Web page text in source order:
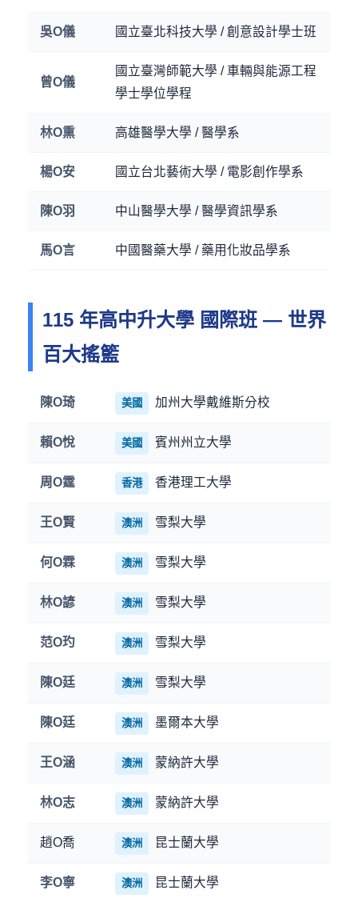
吳O儀 國立臺北科技大學 / 創意設計學士班
曾O儀
國立臺灣師範大學 / 車輛與能源工程
學士學位學程
林O熏 高雄醫學大學 / 醫學系
楊O安 國立台北藝術大學 / 電影創作學系
陳O羽 中山醫學大學 / 醫學資訊學系
馬O言 中國醫藥大學 / 藥用化妝品學系
115 年高中升大學 國際班 — 世界
百大搖籃
陳O琦 美國 加州大學戴維斯分校
賴O悅 美國 賓州州立大學
周O霆 香港 香港理工大學
王O賢 澳洲 雪梨大學
何O霖 澳洲 雪梨大學
林O諺 澳洲 雪梨大學
范O玓 澳洲 雪梨大學
陳O廷 澳洲 雪梨大學
陳O廷 澳洲 墨爾本大學
王O涵 澳洲 蒙納許大學
林O志 澳洲 蒙納許大學
趙O喬 澳洲 昆士蘭大學
李O寧 澳洲 昆士蘭大學